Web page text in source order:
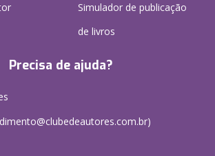
Simulador de publicação
de livros
Precisa de ajuda?